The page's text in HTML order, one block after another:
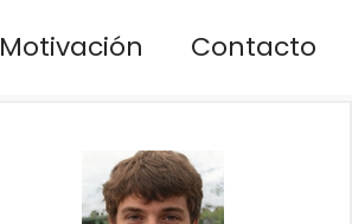
Motivación Contacto